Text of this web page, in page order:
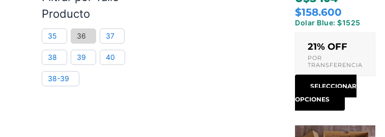
Producto
35 36 37
38 39 40
38-39
$158.600
Dolar Blue: $1525
21% OFF
POR
TRANSFERENCIA
SELECCIONAR
OPCIONES
página
de
Este